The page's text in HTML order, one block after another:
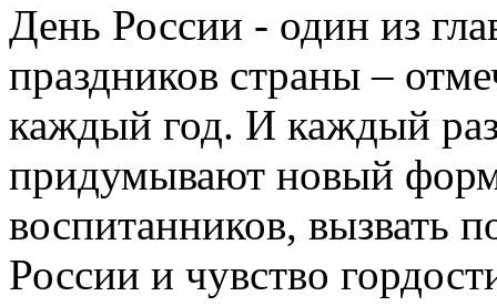
День России - один из
праздников страны –
каждый год. И каждый
придумывают новый
воспитанников, вызвать
России и чувство